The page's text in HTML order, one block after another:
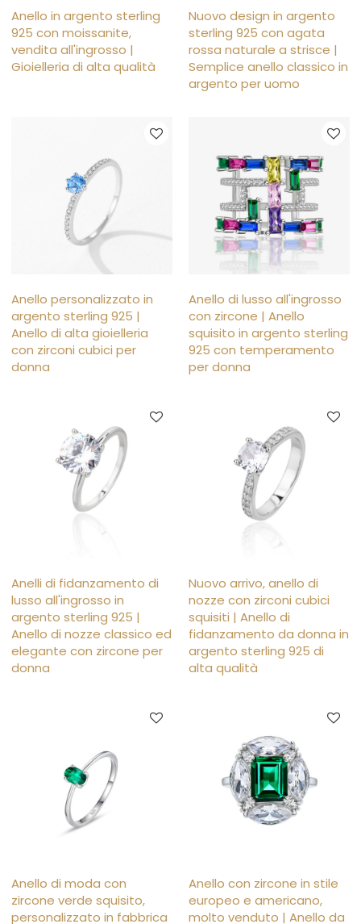
Anello in argento sterling
925 con moissanite,
vendita all'ingrosso |
Gioielleria di alta qualità
Nuovo design in argento
sterling 925 con agata
rossa naturale a strisce |
Semplice anello classico in
argento per uomo
Anello personalizzato in
argento sterling 925 |
Anello di alta gioielleria
con zirconi cubici per
donna
Anello di lusso all'ingrosso
con zircone | Anello
squisito in argento sterling
925 con temperamento
per donna
Anelli di fidanzamento di
lusso all'ingrosso in
argento sterling 925 |
Anello di nozze classico ed
elegante con zircone per
donna
Nuovo arrivo, anello di
nozze con zirconi cubici
squisiti | Anello di
fidanzamento da donna in
argento sterling 925 di
alta qualità
Anello di moda con
zircone verde squisito,
personalizzato in fabbrica
Anello con zircone in stile
europeo e americano,
molto venduto | Anello da